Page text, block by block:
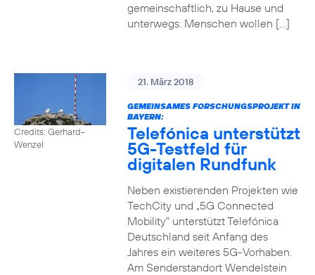
gemeinschaftlich, zu Hause und
unterwegs. Menschen wollen […]
Credits: Gerhard-
Wenzel
21. März 2018
GEMEINSAMES FORSCHUNGSPROJEKT IN
BAYERN:
Telefónica unterstützt
5G-Testfeld für
digitalen Rundfunk
Neben existierenden Projekten wie
TechCity und „5G Connected
Mobility“ unterstützt Telefónica
Deutschland seit Anfang des
Jahres ein weiteres 5G-Vorhaben.
Am Senderstandort Wendelstein